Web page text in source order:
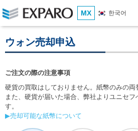
MX 한국어
ウォン売却申込
ご注文の際の注意事項
硬貨の買取はしておりません。紙幣のみの両
また、硬貨が届いた場合、弊社よりユニセフ
す。
▶売却可能な紙幣について